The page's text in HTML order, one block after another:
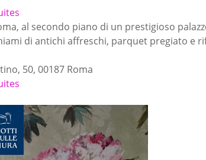
al secondo piano di un prestigioso
di antichi affreschi, parquet pregiato e
50, 00187 Roma